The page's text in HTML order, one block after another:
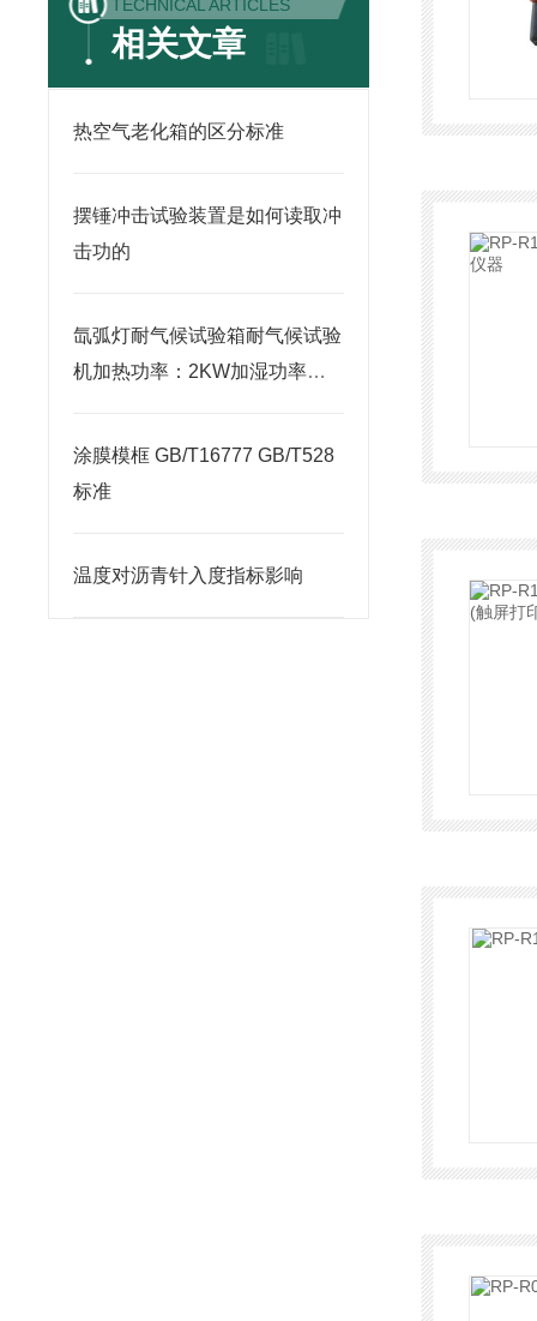
TECHNICAL ARTICLES
相关文章
热空气老化箱的区分标准
摆锤冲击试验装置是如何读取冲
击功的
氙弧灯耐气候试验箱耐气候试验
机加热功率：2KW加湿功率：
涂膜模框 GB/T16777 GB/T528
标准
温度对沥青针入度指标影响